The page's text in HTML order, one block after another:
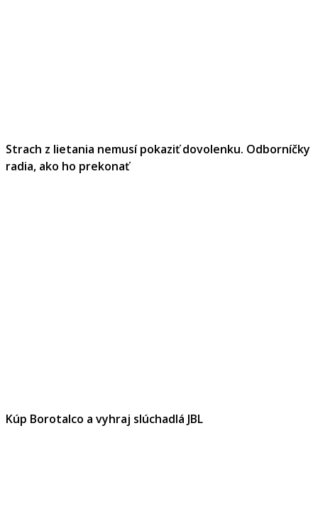
Strach z lietania nemusí pokaziť dovolenku. Odborníčky
radia, ako ho prekonať
Kúp Borotalco a vyhraj slúchadlá JBL